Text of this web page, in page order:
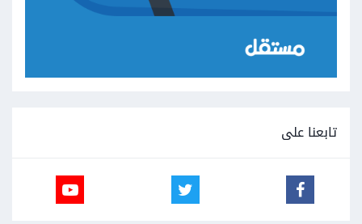
تابعنا على